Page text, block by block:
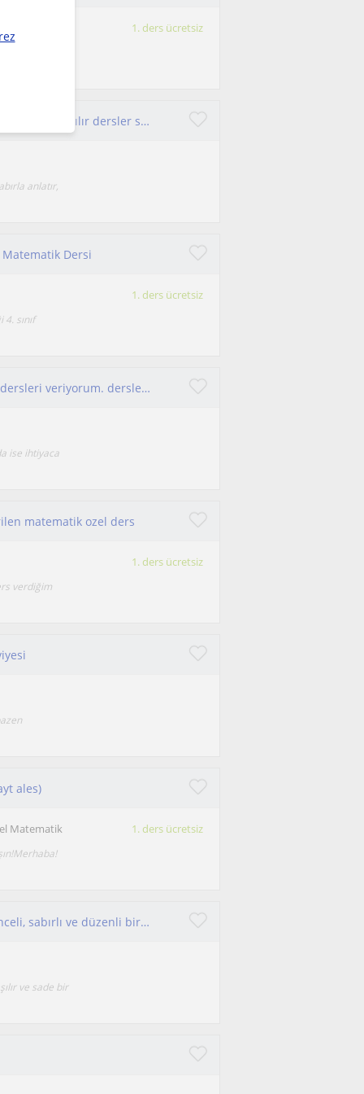
1. ders ücretsiz
Matematiği sevdirerek, öğrencinin seviyesine uygun ve anlaşılır dersler sunuyorum.
anlatır,
Dersi
1. ders ücretsiz
sınıf
ilköğretim grubu için matematik ve türkçe özel dersleri veriyorum. derslerde öğrenciye bütüncül bir yaklaşımı benimsiyorum.
ise ihtiyaca
matematik ozel ders
1. ders ücretsiz
verdiğim
ales)
Matematik 1. ders ücretsiz
Merhaba, çocuklarla iyi iletişim kurabilen, eğlenceli, sabırlı ve düzenli biriyim.
ve sade bir